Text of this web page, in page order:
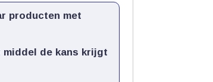
producten met
middel de kans krijgt